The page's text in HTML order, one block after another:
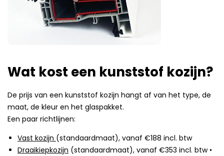
Wat kost een kunststof kozijn?
De prijs van een kunststof kozijn hangt af van het type, de
maat, de kleur en het glaspakket.
Een paar richtlijnen:
Vast kozijn (standaardmaat), vanaf €188 incl. btw
Draaikiepkozijn (standaardmaat), vanaf €353 incl. btw •